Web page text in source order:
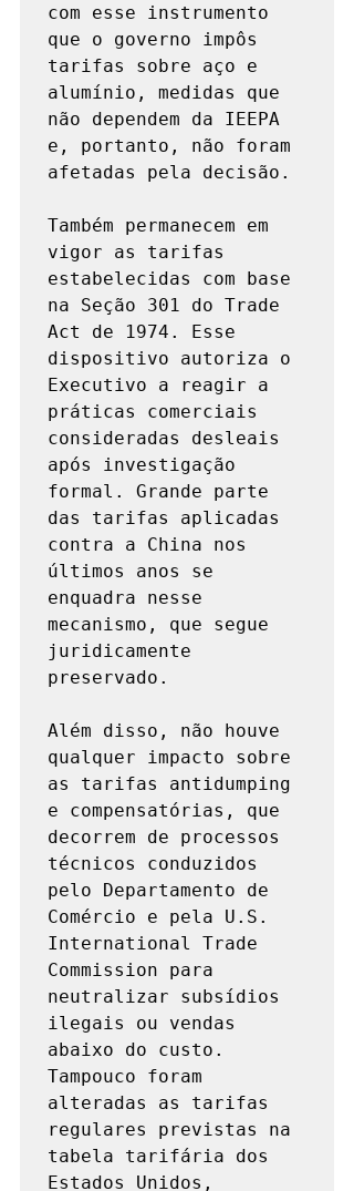
com esse instrumento
que o governo impôs
tarifas sobre aço e
alumínio, medidas que
não dependem da IEEPA
e, portanto, não foram
afetadas pela decisão.
Também permanecem em
vigor as tarifas
estabelecidas com base
na Seção 301 do Trade
Act de 1974. Esse
dispositivo autoriza o
Executivo a reagir a
práticas comerciais
consideradas desleais
após investigação
formal. Grande parte
das tarifas aplicadas
contra a China nos
últimos anos se
enquadra nesse
mecanismo, que segue
juridicamente
preservado.
Além disso, não houve
qualquer impacto sobre
as tarifas antidumping
e compensatórias, que
decorrem de processos
técnicos conduzidos
pelo Departamento de
Comércio e pela U.S.
International Trade
Commission para
neutralizar subsídios
ilegais ou vendas
abaixo do custo.
Tampouco foram
alteradas as tarifas
regulares previstas na
tabela tarifária dos
Estados Unidos,